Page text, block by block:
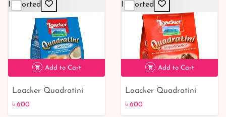
Imported
Add to Cart
Loacker Quadratini
Coconut 125g
৳ 600
Imported
Add to Cart
Loacker Quadratini
Napolitaner 125g
৳ 600